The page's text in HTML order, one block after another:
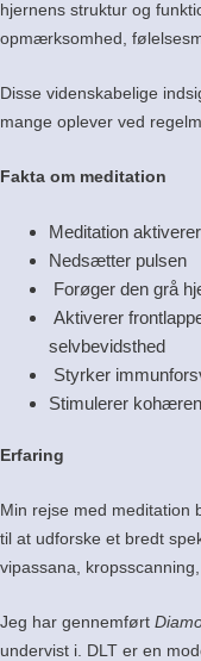
hjernens struktur og
opmærksomhed,
Disse videnskabelige
mange oplever ved
Fakta om meditation
Meditation
Nedsætter pulsen
Forøger den grå
Aktiverer
selvbevidsthed
Styrker
Stimulerer
Erfaring
Min rejse med meditation
til at udforske et bredt
vipassana,
Jeg har gennemført
undervist i. DLT er en